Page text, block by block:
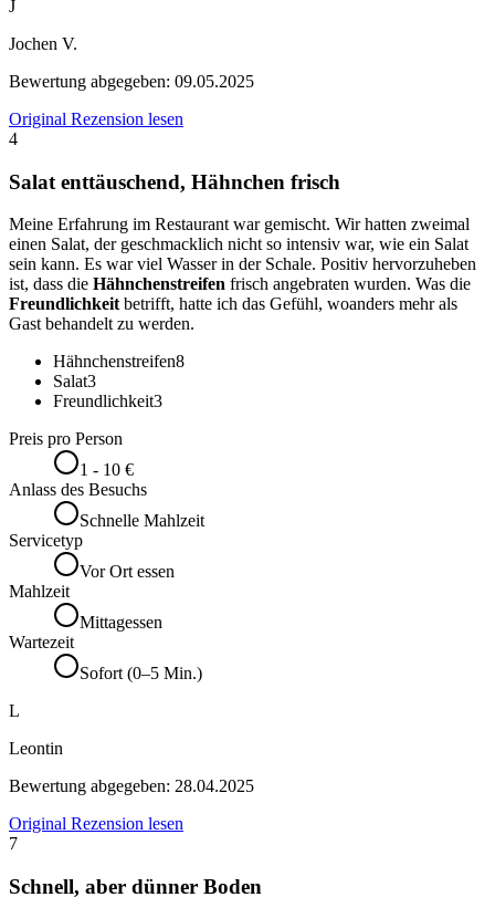
J
Jochen V.
Bewertung abgegeben: 09.05.2025
Original Rezension lesen
4
Salat enttäuschend, Hähnchen frisch
Meine Erfahrung im Restaurant war gemischt. Wir hatten zweimal
einen Salat, der geschmacklich nicht so intensiv war, wie ein Salat
sein kann. Es war viel Wasser in der Schale. Positiv hervorzuheben
ist, dass die Hähnchenstreifen frisch angebraten wurden. Was die
Freundlichkeit betrifft, hatte ich das Gefühl, woanders mehr als
Gast behandelt zu werden.
Hähnchenstreifen8
Salat3
Freundlichkeit3
Preis pro Person
1 - 10 €
Anlass des Besuchs
Schnelle Mahlzeit
Servicetyp
Vor Ort essen
Mahlzeit
Mittagessen
Wartezeit
Sofort (0–5 Min.)
L
Leontin
Bewertung abgegeben: 28.04.2025
Original Rezension lesen
7
Schnell, aber dünner Boden